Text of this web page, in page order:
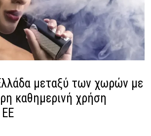
μεταξύ των χωρών με
καθημερινή χρήση